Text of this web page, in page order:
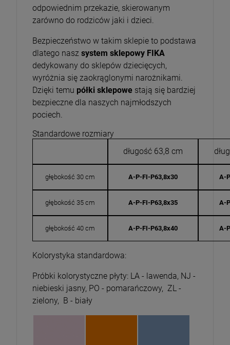
odpowiednim przekazie, skierowanym
zarówno do rodziców jaki i dzieci.
Bezpieczeństwo w takim sklepie to podstawa
dlatego nasz system sklepowy FIKA
dedykowany do sklepów dziecięcych,
wyróżnia się zaokrąglonymi narożnikami.
Dzięki temu półki sklepowe stają się bardziej
bezpieczne dla naszych najmłodszych
pociech.
Standardowe rozmiary
długość 63,8 cm
głębokość 30 cm A-P-FI-P63,8x30 A-
głębokość 35 cm A-P-FI-P63,8x35 A-
głębokość 40 cm A-P-FI-P63,8x40 A-
Kolorystyka standardowa:
Próbki kolorystyczne płyty: LA - lawenda, NJ -
niebieski jasny, PO - pomarańczowy, ZL -
zielony, B - biały